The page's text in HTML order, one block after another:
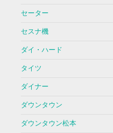
セーター
セスナ機
ダイ・ハード
タイツ
ダイナー
ダウンタウン
ダウンタウン松本